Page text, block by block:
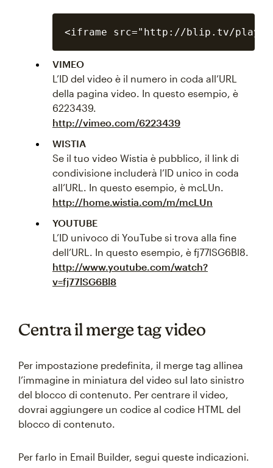
VIMEO
L’ID del video è il numero in coda all’URL
della pagina video. In questo esempio, è
6223439.
http://vimeo.com/6223439
WISTIA
Se il tuo video Wistia è pubblico, il link di
condivisione includerà l’ID unico in coda
all’URL. In questo esempio, è mcLUn.
http://home.wistia.com/m/mcLUn
YOUTUBE
L’ID univoco di YouTube si trova alla fine
dell’URL. In questo esempio, è fj77lSG6Bl8.
http://www.youtube.com/watch?
v=fj77lSG6Bl8
Centra il merge tag video
Per impostazione predefinita, il merge tag allinea
l’immagine in miniatura del video sul lato sinistro
del blocco di contenuto. Per centrare il video,
dovrai aggiungere un codice al codice HTML del
blocco di contenuto.
Per farlo in Email Builder, segui queste indicazioni.